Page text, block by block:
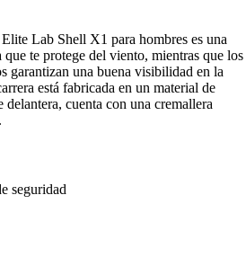
Lab Shell X1 para hombres es una
que te protege del viento, mientras que los
garantizan una buena visibilidad en la
está fabricada en un material de
cuenta con una cremallera
seguridad